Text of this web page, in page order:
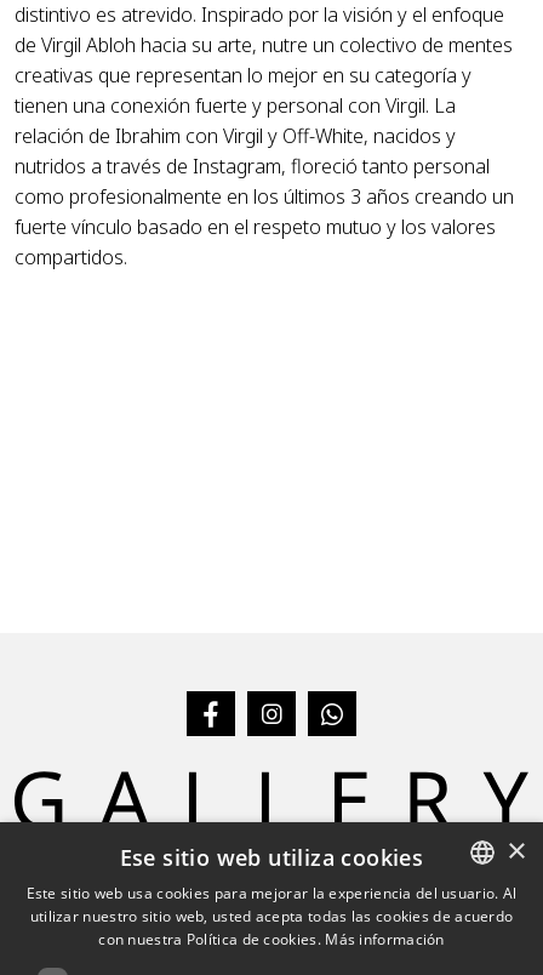
distintivo es atrevido. Inspirado por la visión y el enfoque
de Virgil Abloh hacia su arte, nutre un colectivo de mentes
creativas que representan lo mejor en su categoría y
tienen una conexión fuerte y personal con Virgil. La
relación de Ibrahim con Virgil y Off-White, nacidos y
nutridos a través de Instagram, floreció tanto personal
como profesionalmente en los últimos 3 años creando un
fuerte vínculo basado en el respeto mutuo y los valores
compartidos.
Hombre Bolsos Zapatos Accessorios
Mujer
marcas
Boutique E-Shop
contactoCATALAN
×
Ese sitio web utiliza cookies
Este sitio web usa cookies para mejorar la experiencia del usuario. Al
utilizar nuestro sitio web, usted acepta todas las cookies de acuerdo
con nuestra Política de cookies. Más información